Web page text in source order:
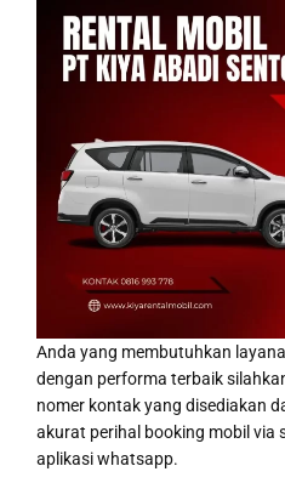
Anda yang membutuhkan
dengan performa terbaik
nomer kontak yang disediakan
akurat perihal booking mobil via
aplikasi whatsapp.